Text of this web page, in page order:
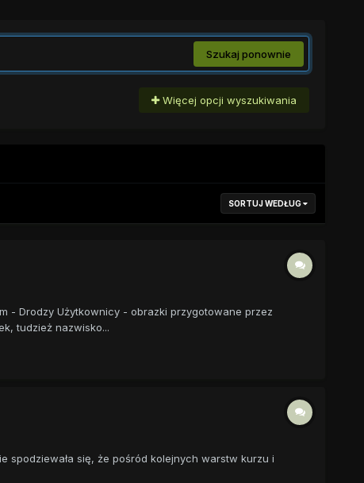
Szukaj ponownie
Więcej opcji wyszukiwania
SORTUJ WEDŁUG
- Drodzy Użytkownicy - obrazki przygotowane przez
tudzież nazwisko...
spodziewała się, że pośród kolejnych warstw kurzu i